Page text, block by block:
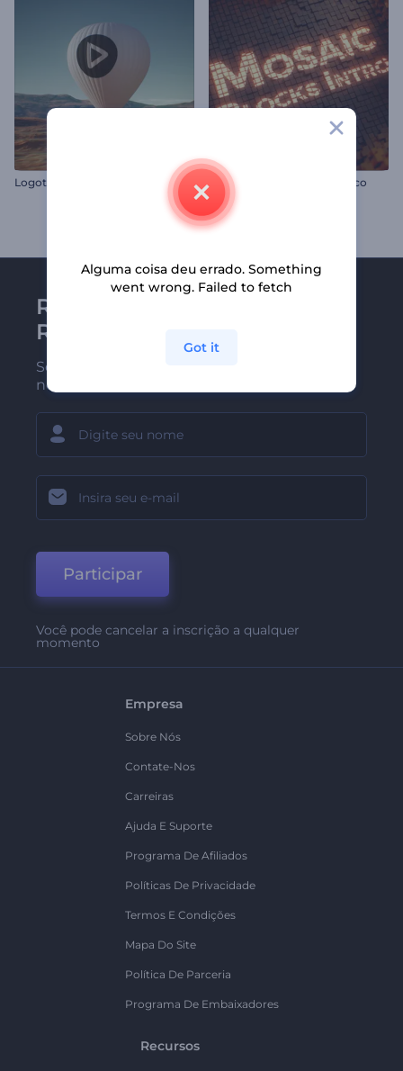
Logotipo - Balão de Ar Quente Intro com Blocos de Mosaico
Receba a newsletter da
Renderforest
Seja um dos primeiros a receber
nossas últimas novidades e ofertas
Participar
Você pode cancelar a inscrição a qualquer
momento
Empresa
Sobre Nós
Contate-Nos
Carreiras
Ajuda E Suporte
Programa De Afiliados
Políticas De Privacidade
Termos E Condições
Mapa Do Site
Política De Parceria
Programa De Embaixadores
Recursos
Alguma coisa deu errado. Something
went wrong. Failed to fetch
Got it